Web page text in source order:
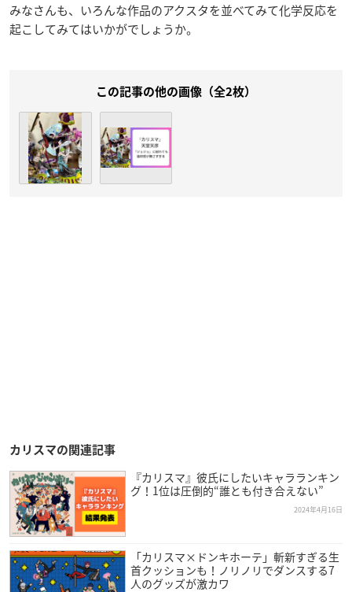
みなさんも、いろんな作品のアクスタを並べてみて化学反応を
起こしてみてはいかがでしょうか。
この記事の他の画像（全2枚）
カリスマの関連記事
『カリスマ』彼氏にしたいキャラランキン
グ！1位は圧倒的“誰とも付き合えない”
2024年4月16日
「カリスマ×ドンキホーテ」斬新すぎる生
首クッションも！ノリノリでダンスする7
人のグッズが激カワ